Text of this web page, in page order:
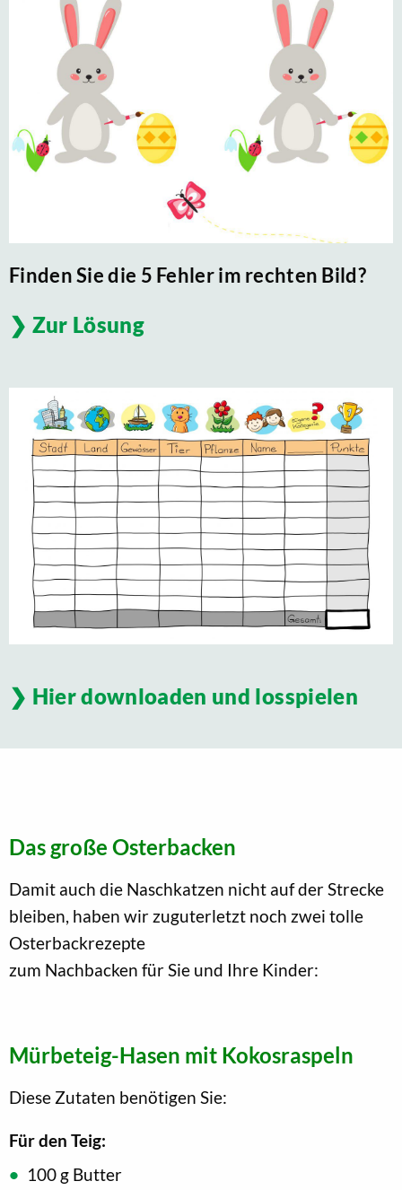
Finden Sie die 5 Fehler im rechten Bild?
Zur Lösung
Hier downloaden und losspielen
Das große Osterbacken
Damit auch die Naschkatzen nicht auf der Strecke
bleiben, haben wir zuguterletzt noch zwei tolle
Osterbackrezepte
zum Nachbacken für Sie und Ihre Kinder:
Mürbeteig-Hasen mit Kokosraspeln
Diese Zutaten benötigen Sie:
Für den Teig:
100 g Butter